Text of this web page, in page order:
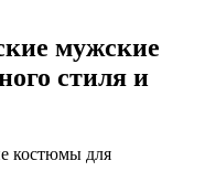
мужские
стиля и